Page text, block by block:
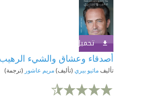
تحميل الكتاب
أصدقاء وعشاق والشيء الرهيب
تأليفماثيو بيري (تأليف)مريم عاشور (ترجمة)